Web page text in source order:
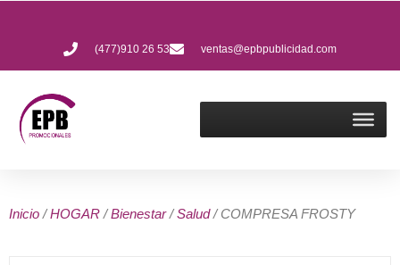
(477)910 26 53 ventas@epbpublicidad.com
Inicio /HOGAR /Bienestar/Salud/ COMPRESA FROSTY